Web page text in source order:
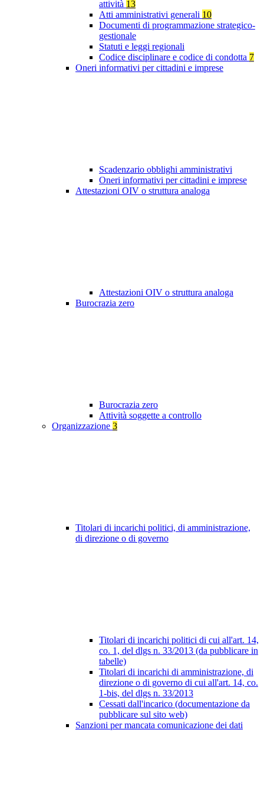
attività 13
Atti amministrativi generali 10
Documenti di programmazione strategico-
gestionale
Statuti e leggi regionali
Codice disciplinare e codice di condotta 7
Oneri informativi per cittadini e imprese
Scadenzario obblighi amministrativi
Oneri informativi per cittadini e imprese
Attestazioni OIV o struttura analoga
Attestazioni OIV o struttura analoga
Burocrazia zero
Burocrazia zero
Attività soggette a controllo
Organizzazione 3
Titolari di incarichi politici, di amministrazione,
di direzione o di governo
Titolari di incarichi politici di cui all'art. 14,
co. 1, del dlgs n. 33/2013 (da pubblicare in
tabelle)
Titolari di incarichi di amministrazione, di
direzione o di governo di cui all'art. 14, co.
1-bis, del dlgs n. 33/2013
Cessati dall'incarico (documentazione da
pubblicare sul sito web)
Sanzioni per mancata comunicazione dei dati